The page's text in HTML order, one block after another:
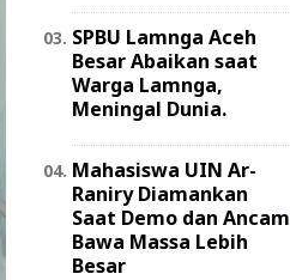
SPBU Lamnga Aceh
Besar Abaikan saat
Warga Lamnga,
Meningal Dunia.
Mahasiswa UIN Ar-
Raniry Diamankan
Saat Demo dan Ancam
Bawa Massa Lebih
Besar